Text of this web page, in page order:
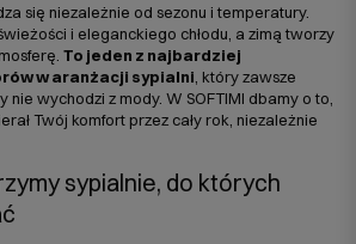
się niezależnie od sezonu i temperatury.
i eleganckiego chłodu, a zimą tworzy
To jeden z najbardziej
w aranżacji sypialni , który zawsze
wychodzi z mody. W SOFTIMI dbamy o to,
Twój komfort przez cały rok, niezależnie
sypialnie, do których